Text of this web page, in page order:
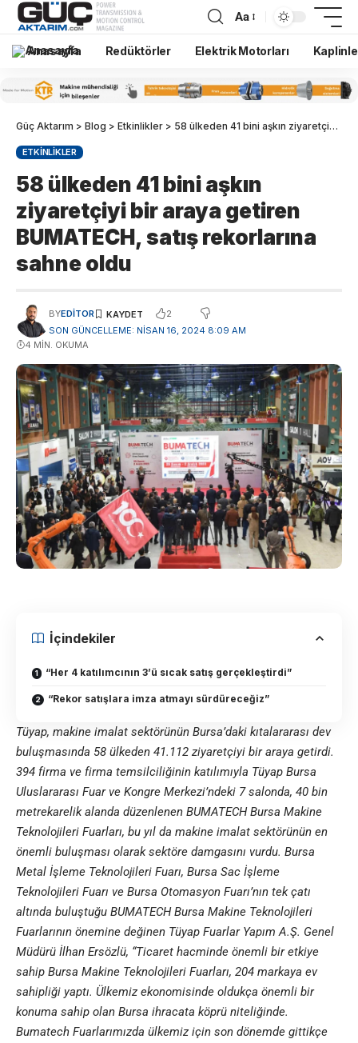
Aa
Anasayfa Redüktörler Elektrik Motorları
Güç Aktarım > Blog > Etkinlikler > 58 ülkeden 41 bini aşkın ziyaretçiyi bir araya getiren BUMATECH, satış rekorlarına sahne oldu
ETKINLIKLER
58 ülkeden 41 bini aşkın
ziyaretçiyi bir araya getiren
BUMATECH, satış rekorlarına
sahne oldu
SON GÜNCELLEME: NISAN 16, 2024 8:09 AM
BYEDITOR 2
4 MIN. OKUMA
İçindekiler
“Her 4 katılımcının 3’ü sıcak satış gerçekleştirdi”
“Rekor satışlara imza atmayı sürdüreceğiz”
Tüyap, makine imalat sektörünün Bursa’daki kıtalararası dev
buluşmasında 58 ülkeden 41.112 ziyaretçiyi bir araya getirdi.
394 firma ve firma temsilciliğinin katılımıyla Tüyap Bursa
Uluslararası Fuar ve Kongre Merkezi’ndeki 7 salonda, 40 bin
metrekarelik alanda düzenlenen BUMATECH Bursa Makine
Teknolojileri Fuarları, bu yıl da makine imalat sektörünün en
önemli buluşması olarak sektöre damgasını vurdu. Bursa
Metal İşleme Teknolojileri Fuarı, Bursa Sac İşleme
Teknolojileri Fuarı ve Bursa Otomasyon Fuarı’nın tek çatı
altında buluştuğu BUMATECH Bursa Makine Teknolojileri
Fuarlarının önemine değinen Tüyap Fuarlar Yapım A.Ş. Genel
Müdürü İlhan Ersözlü, “Ticaret hacminde önemli bir etkiye
sahip Bursa Makine Teknolojileri Fuarları, 204 markaya ev
sahipliği yaptı. Ülkemiz ekonomisinde oldukça önemli bir
konuma sahip olan Bursa ihracata köprü niteliğinde.
Bumatech Fuarlarımızda ülkemiz için son dönemde gittikçe